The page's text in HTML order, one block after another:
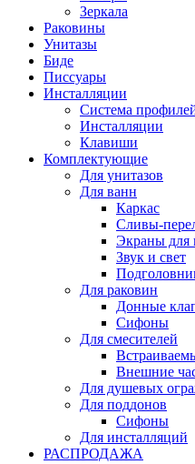
Зеркала
Раковины
Унитазы
Биде
Писсуары
Инсталляции
Система
Инсталляции
Клавиши
Комплектующие
Для унитазов
Для ванн
Каркас
Сливы-
Экраны для
Звук и свет
Для раковин
Донные
Сифоны
Для смесителей
Внешние
Для душевых
Для поддонов
Сифоны
Для инсталляций
РАСПРОДАЖА